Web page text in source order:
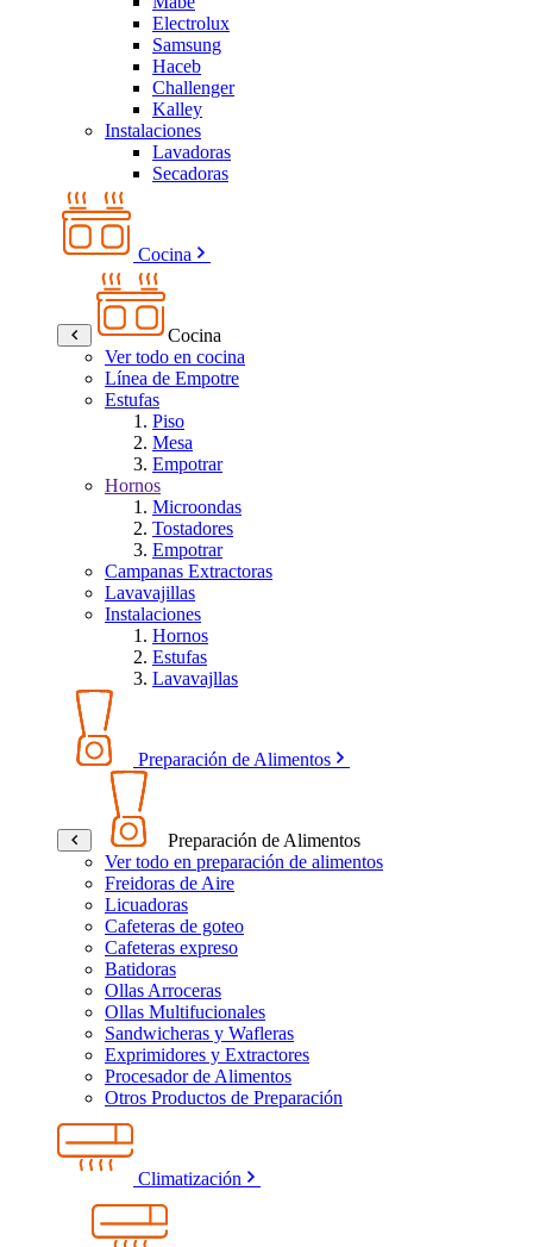
Electrolux
Samsung
Haceb
Challenger
Kalley
Instalaciones
Lavadoras
Secadoras
Cocina
Cocina
Ver todo en cocina
Línea de Empotre
Estufas
Piso
Mesa
Empotrar
Hornos
Microondas
Tostadores
Empotrar
Campanas Extractoras
Lavavajillas
Instalaciones
Hornos
Estufas
Lavavajllas
Preparación de Alimentos
Preparación de Alimentos
Ver todo en preparación de alimentos
Freidoras de Aire
Licuadoras
Cafeteras de goteo
Cafeteras expreso
Batidoras
Ollas Arroceras
Ollas Multifucionales
Sandwicheras y Wafleras
Exprimidores y Extractores
Procesador de Alimentos
Otros Productos de Preparación
Climatización